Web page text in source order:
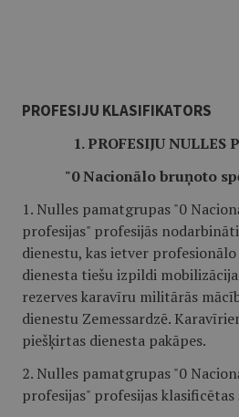
PROFESIJU KLASIFIKATORS
1. PROFESIJU NULLES
"0 Nacionālo bruņoto
1. Nulles pamatgrupas "0
profesijas" profesijās
dienestu, kas ietver
dienesta tiešu izpildi
rezerves karavīru militārās
dienestu Zemessardzē.
piešķirtas dienesta pakāpes.
2. Nulles pamatgrupas "0
profesijas" profesijas klasificētas